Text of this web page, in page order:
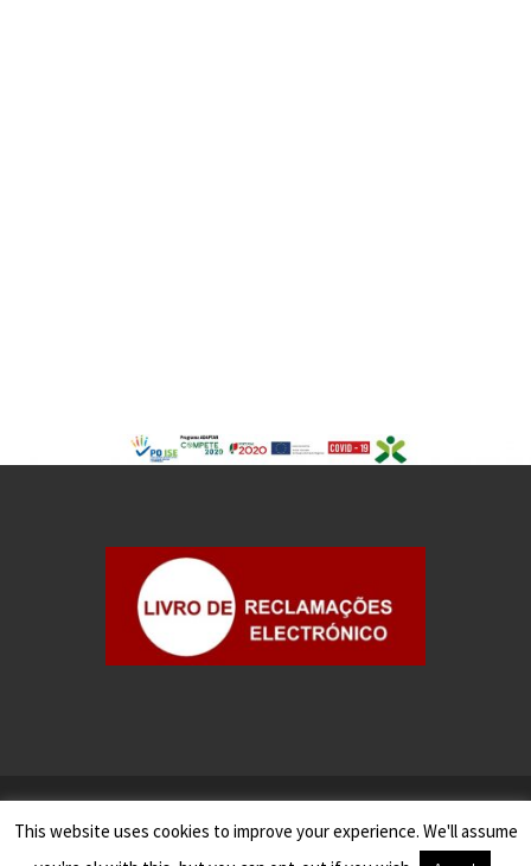
This website uses cookies to improve your experience. We'll assume